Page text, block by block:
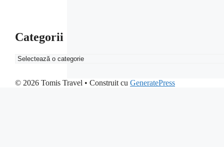
Categorii
Categorii
© 2026 Tomis Travel • Construit cu GeneratePress